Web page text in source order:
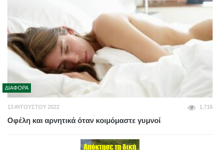
ΔΙΆΦΟΡΑ
13 ΑΥΓΟΎΣΤΟΥ 2022 1,716
Οφέλη και αρνητικά όταν κοιμόμαστε γυμνοί